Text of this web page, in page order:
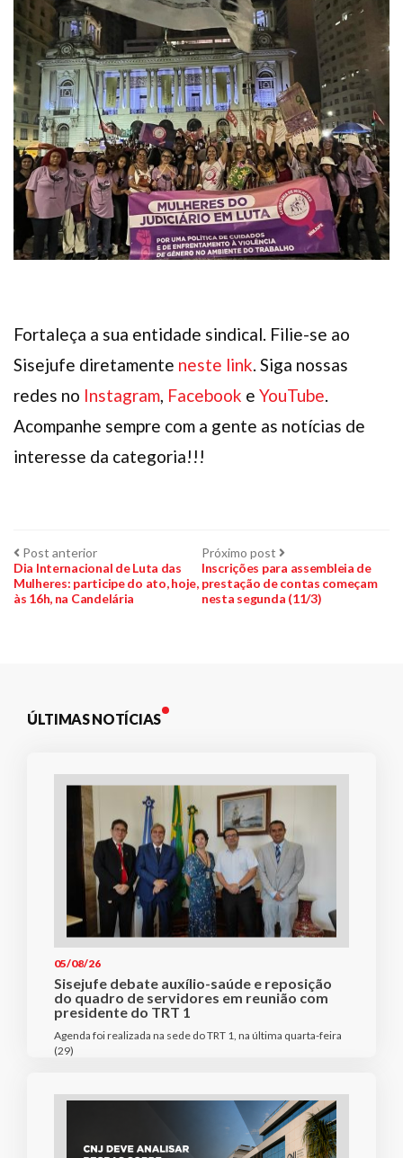
Fortaleça a sua entidade sindical. Filie-se ao
Sisejufe diretamente neste link. Siga nossas
redes no Instagram, Facebook e YouTube.
Acompanhe sempre com a gente as notícias de
interesse da categoria!!!
Navegação
de
Post anteriorPost
anterior:
Dia Internacional de Luta das
Mulheres: participe do ato, hoje,
às 16h, na Candelária
Próximo post Próximo
post:
Inscrições para assembleia de
prestação de contas começam
nesta segunda (11/3)
ÚLTIMAS NOTÍCIAS
05/08/26
Sisejufe debate auxílio-saúde e reposição
do quadro de servidores em reunião com
presidente do TRT 1
Agenda foi realizada na sede do TRT 1, na última quarta-feira
(29)